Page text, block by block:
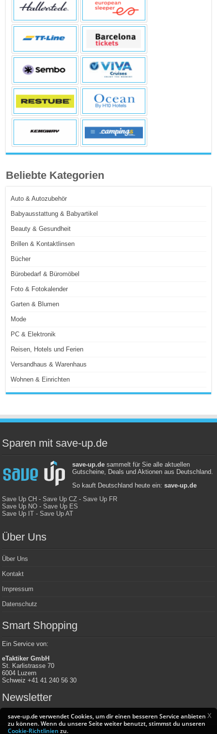
X
save-up.de verwendet Cookies, um dir einen besseren Service anbieten
zu können. Wenn du unsere Seite weiter benutzt, stimmst du unseren
Cookie-Richtlinien zu.
Beliebte Kategorien
Auto & Autozubehör
Babyausstattung & Babyartikel
Beauty & Gesundheit
Brillen & Kontaktlinsen
Bücher
Bürobedarf & Büromöbel
Foto & Fotokalender
Garten & Blumen
Mode
PC & Elektronik
Reisen, Hotels und Ferien
Versandhaus & Warenhaus
Wohnen & Einrichten
Sparen mit save-up.de
save-up.desammelt für Sie alle aktuellen
Gutscheine, Deals und Aktionen aus Deutschland.
So kauft Deutschland heute ein: save-up.de
Save Up CH -Save Up CZ -Save Up FR
Save Up NO -Save Up ES
Save Up IT -Save Up AT
Über Uns
Über Uns
Kontakt
Impressum
Datenschutz
Smart Shopping
Ein Service von:
eTaktiker GmbH
St. Karlistrasse 70
6004 Luzern
Schweiz +41 41 240 56 30
Newsletter